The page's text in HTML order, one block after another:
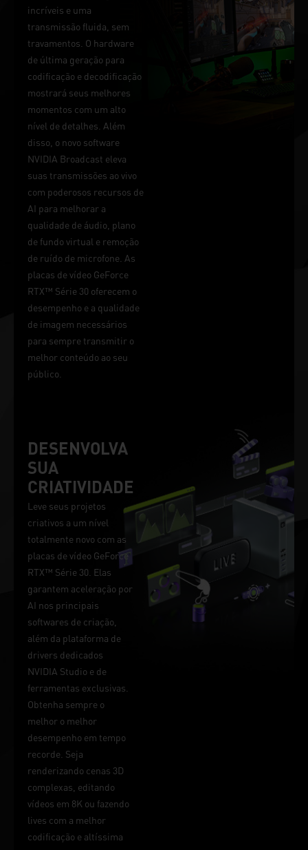
incríveis e uma
transmissão fluida, sem
travamentos. O hardware
de última geração para
codificação e decodificação
mostrará seus melhores
momentos com um alto
nível de detalhes. Além
disso, o novo software
NVIDIA Broadcast eleva
suas transmissões ao vivo
com poderosos recursos de
AI para melhorar a
qualidade de áudio, plano
de fundo virtual e remoção
de ruído de microfone. As
placas de vídeo GeForce
RTX™ Série 30 oferecem o
desempenho e a qualidade
de imagem necessários
para sempre transmitir o
melhor conteúdo ao seu
público.
DESENVOLVA
SUA
CRIATIVIDADE
Leve seus projetos
criativos a um nível
totalmente novo com as
placas de vídeo GeForce
RTX™ Série 30. Elas
garantem aceleração por
AI nos principais
softwares de criação,
além da plataforma de
drivers dedicados
NVIDIA Studio e de
ferramentas exclusivas.
Obtenha sempre o
melhor o melhor
desempenho em tempo
recorde. Seja
renderizando cenas 3D
complexas, editando
vídeos em 8K ou fazendo
lives com a melhor
codificação e altíssima